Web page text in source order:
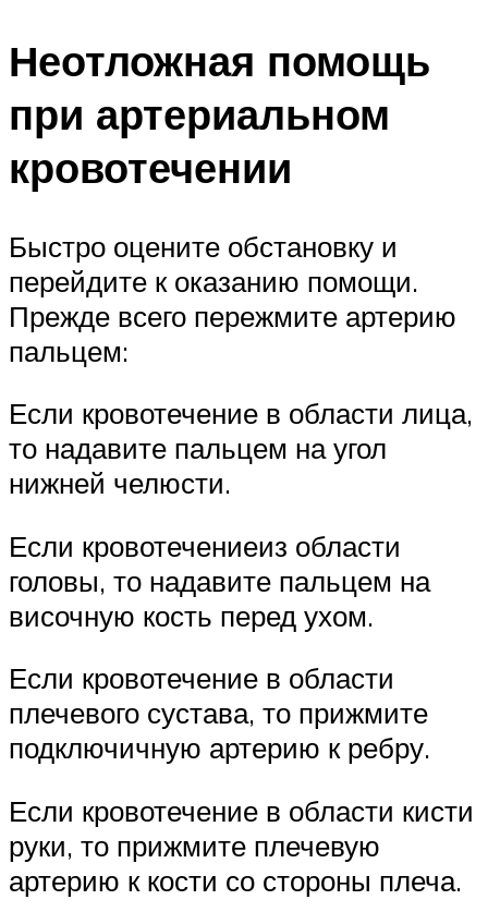
Неотложная помощь
при артериальном
кровотечении
Быстро оцените обстановку и
перейдите к оказанию помощи.
Прежде всего пережмите артерию
пальцем:
Если кровотечение в области лица,
то надавите пальцем на угол
нижней челюсти.
Если кровотечениеиз области
головы, то надавите пальцем на
височную кость перед ухом.
Если кровотечение в области
плечевого сустава, то прижмите
подключичную артерию к ребру.
Если кровотечение в области кисти
руки, то прижмите плечевую
артерию к кости со стороны плеча.